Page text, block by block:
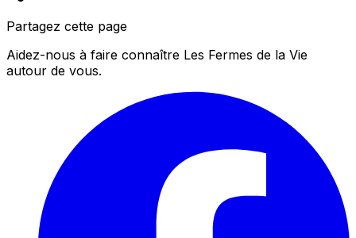
Partagez cette page
Aidez-nous à faire connaître Les Fermes de la Vie
autour de vous.